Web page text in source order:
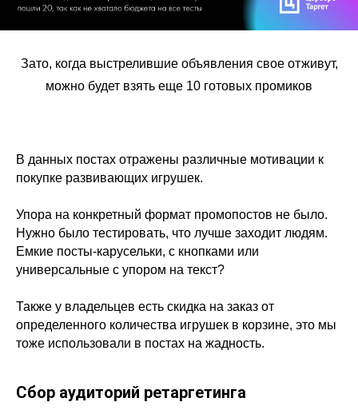
Зато, когда выстрелившие объявления свое отживут,
можно будет взять еще 10 готовых промиков
В данных постах отражены различные мотивации к
покупке развивающих игрушек.
Упора на конкретный формат промопостов не было.
Нужно было тестировать, что лучше заходит людям.
Емкие посты-карусельки, с кнопками или
универсальные с упором на текст?
Также у владельцев есть скидка на заказ от
определенного количества игрушек в корзине, это мы
тоже использовали в постах на жадность.
Сбор аудиторий ретаргетинга